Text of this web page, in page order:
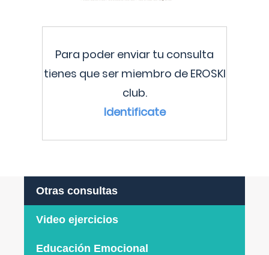
Para poder enviar tu consulta
tienes que ser miembro de EROSKI
club.
Identificate
Otras consultas
Video ejercicios
Educación Emocional